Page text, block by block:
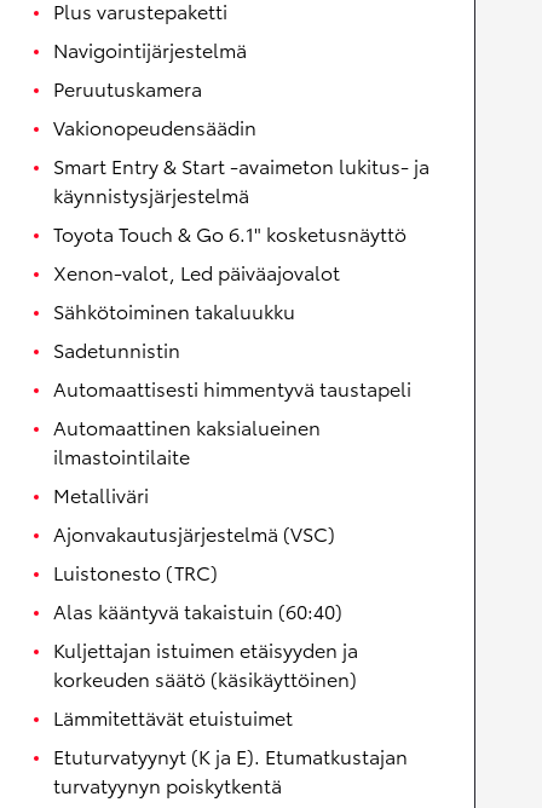
Plus varustepaketti
Navigointijärjestelmä
Peruutuskamera
Vakionopeudensäädin
Smart Entry & Start -avaimeton lukitus- ja
käynnistysjärjestelmä
Toyota Touch & Go 6.1" kosketusnäyttö
Xenon-valot, Led päiväajovalot
Sähkötoiminen takaluukku
Sadetunnistin
Automaattisesti himmentyvä taustapeli
Automaattinen kaksialueinen
ilmastointilaite
Metalliväri
Ajonvakautusjärjestelmä (VSC)
Luistonesto (TRC)
Alas kääntyvä takaistuin (60:40)
Kuljettajan istuimen etäisyyden ja
korkeuden säätö (käsikäyttöinen)
Lämmitettävät etuistuimet
Etuturvatyynyt (K ja E). Etumatkustajan
turvatyynyn poiskytkentä